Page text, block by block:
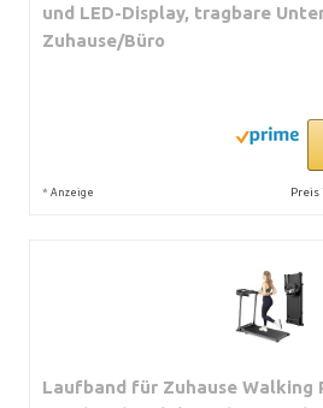
und LED-Display, tragbare
Zuhause/Büro
* Anzeige Preis
Laufband für Zuhause Walking